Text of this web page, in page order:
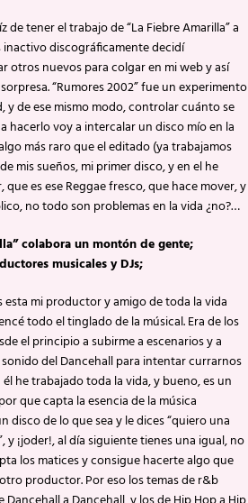
tener el trabajo de “La Fiebre Amarilla” a
discográficamente decidí
otros nuevos para colgar en mi web y así
“Rumores 2002” fue un experimento
y de ese mismo modo, controlar cuánto se
hacerlo voy a intercalar un disco mío en la
más raro que el editado (ya trabajamos
mis sueños, mi primer disco, y en el he
es ese Reggae fresco, que hace mover, y
no todo son problemas en la vida ¿no?…
colabora un montón de gente;
musicales y DJs;
esta mi productor y amigo de toda la vida
todo el tinglado de la músical. Era de los
el principio a subirme a escenarios y a
del Dancehall para intentar currarnos
él he trabajado toda la vida, y bueno, es un
que capta la esencia de la música
disco de lo que sea y le dices “quiero una
y ¡joder!, al día siguiente tienes una igual, no
los matices y consigue hacerte algo que
productor. Por eso los temas de r&b